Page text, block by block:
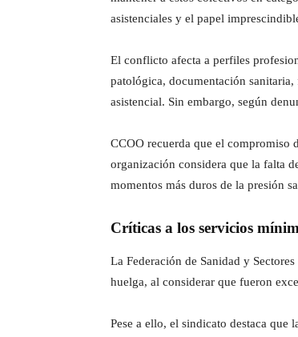
asistenciales y el papel
El conflicto afecta a perfiles
patológica, documentación
asistencial. Sin embargo, según
CCOO recuerda que el compromiso
organización considera que la falta
momentos más duros de la presión
Críticas a los servicios
La Federación de Sanidad y
huelga, al considerar que fueron
Pese a ello, el sindicato destaca